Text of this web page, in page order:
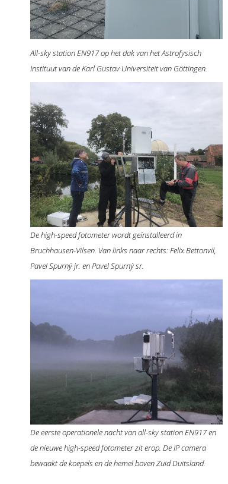
All-sky station EN917 op het dak van het Astrofysisch
Instituut van de Karl Gustav Universiteit van Göttingen.
De high-speed fotometer wordt geïnstalleerd in
Bruchhausen-Vilsen. Van links naar rechts: Felix Bettonvil,
Pavel Spurný jr. en Pavel Spurný sr.
De eerste operationele nacht van all-sky station EN917 en
de nieuwe high-speed fotometer zit erop. De IP camera
bewaakt de koepels en de hemel boven Zuid Duitsland.